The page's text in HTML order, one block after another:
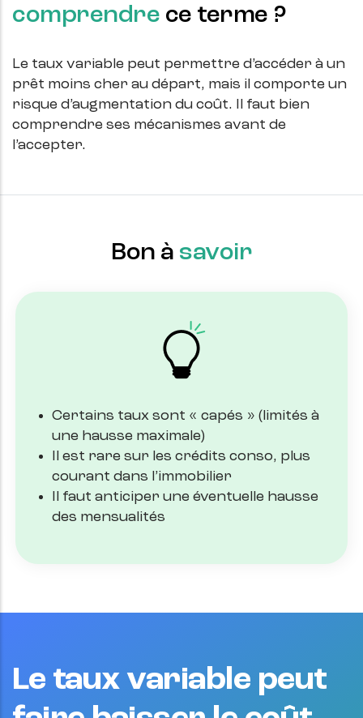
comprendre ce terme ?
Le taux variable peut permettre d’accéder à un
prêt moins cher au départ, mais il comporte un
risque d’augmentation du coût. Il faut bien
comprendre ses mécanismes avant de
l’accepter.
Bon à savoir
Certains taux sont « capés » (limités à
une hausse maximale)
Il est rare sur les crédits conso, plus
courant dans l’immobilier
Il faut anticiper une éventuelle hausse
des mensualités
Le taux variable peut